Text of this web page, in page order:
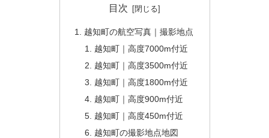
目次
越知町の航空写真｜撮影地点
越知町｜高度7000m付近
越知町｜高度3500m付近
越知町｜高度1800m付近
越知町｜高度900m付近
越知町｜高度450m付近
越知町の撮影地点地図